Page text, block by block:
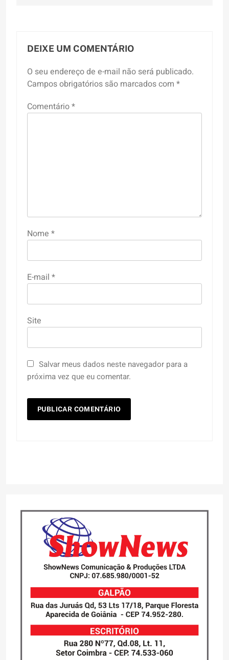
DEIXE UM COMENTÁRIO
O seu endereço de e-mail não será publicado.
Campos obrigatórios são marcados com *
Comentário*
Nome *
E-mail *
Site
Salvar meus dados neste navegador para a
próxima vez que eu comentar.